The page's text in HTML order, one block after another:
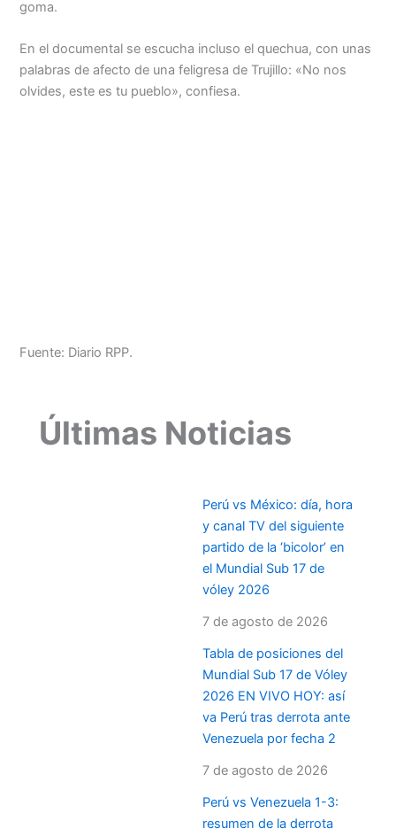
goma.
En el documental se escucha incluso el quechua, con unas
palabras de afecto de una feligresa de Trujillo: «No nos
olvides, este es tu pueblo», confiesa.
Fuente: Diario RPP.
Últimas Noticias
Perú vs México: día, hora
y canal TV del siguiente
partido de la ‘bicolor’ en
el Mundial Sub 17 de
vóley 2026
7 de agosto de 2026
Tabla de posiciones del
Mundial Sub 17 de Vóley
2026 EN VIVO HOY: así
va Perú tras derrota ante
Venezuela por fecha 2
7 de agosto de 2026
Perú vs Venezuela 1-3:
resumen de la derrota